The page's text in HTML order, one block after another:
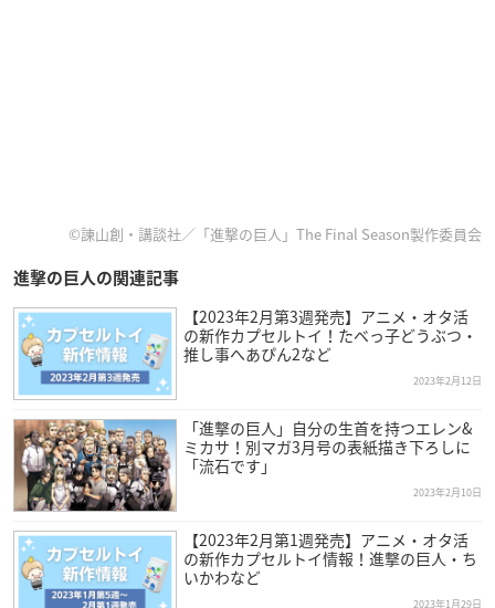
©諫山創・講談社／「進撃の巨人」The Final Season製作委員会
進撃の巨人の関連記事
【2023年2月第3週発売】アニメ・オタ活
の新作カプセルトイ！たべっ子どうぶつ・
推し事へあぴん2など
2023年2月12日
「進撃の巨人」自分の生首を持つエレン&
ミカサ！別マガ3月号の表紙描き下ろしに
「流石です」
2023年2月10日
【2023年2月第1週発売】アニメ・オタ活
の新作カプセルトイ情報！進撃の巨人・ち
いかわなど
2023年1月29日